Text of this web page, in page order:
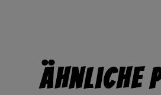
Ähnliche